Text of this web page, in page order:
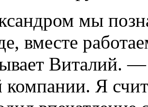
мы
вместе
Виталий.
компании. Я